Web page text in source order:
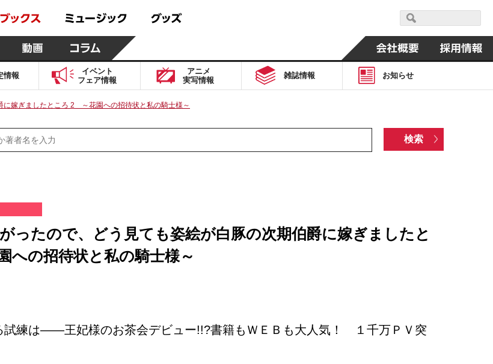
情報
イベント
フェア情報
アニメ
実写情報
雑誌情報 お知らせ
に嫁ぎましたところ 2 ～花園への招待状と私の騎士様～
ったので、どう見ても姿絵が白豚の次期伯爵に嫁ぎましたと
への招待状と私の騎士様～
試練は――王妃様のお茶会デビュー!!?書籍もＷＥＢも大人気！ １千万ＰＶ突